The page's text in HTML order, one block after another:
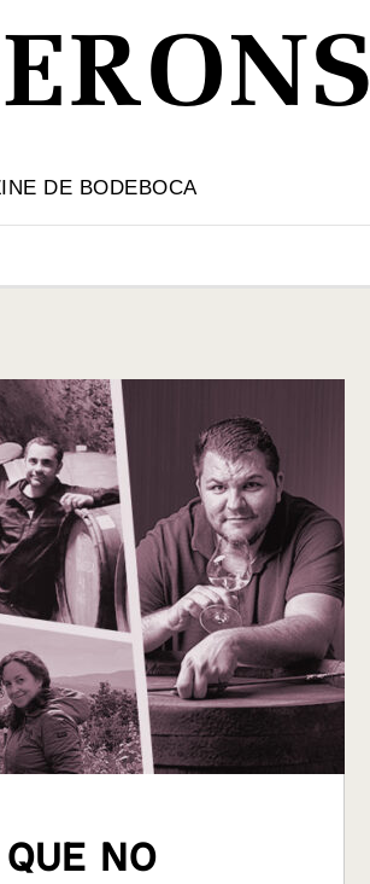
DE BODEBOCA
NO